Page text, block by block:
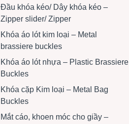
Đầu khóa kéo/ Dây khóa kéo –
Zipper slider/ Zipper
Khóa áo lót kim loại – Metal
brassiere buckles
Khóa áo lót nhựa – Plastic Brassiere
Buckles
Khóa cặp Kim loại – Metal Bag
Buckles
Mắt cáo, khoen móc cho giầy –